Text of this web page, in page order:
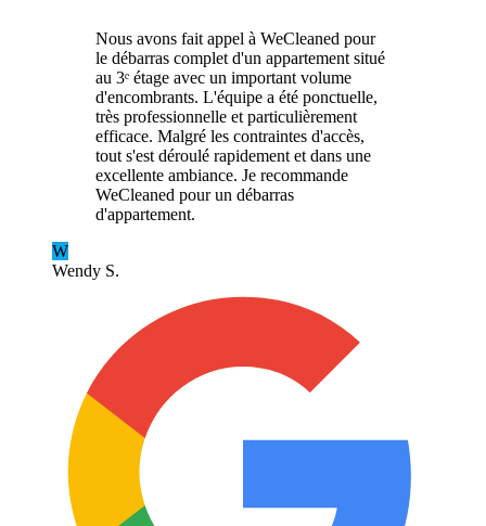
Nous avons fait appel à WeCleaned pour
le débarras complet d'un appartement situé
au 3ᵉ étage avec un important volume
d'encombrants. L'équipe a été ponctuelle,
très professionnelle et particulièrement
efficace. Malgré les contraintes d'accès,
tout s'est déroulé rapidement et dans une
excellente ambiance. Je recommande
WeCleaned pour un débarras
d'appartement.
W
Wendy S.